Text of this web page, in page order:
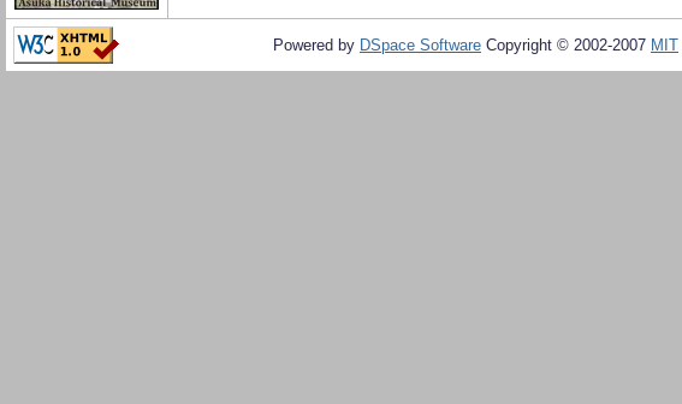
Powered by DSpace Software Copyright © 2002-2007 MIT